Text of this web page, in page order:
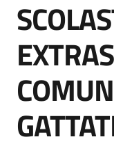
English
site
Seguici
su